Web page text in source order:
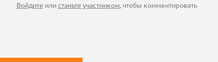
Войдите илистаньте участником, чтобы комментировать